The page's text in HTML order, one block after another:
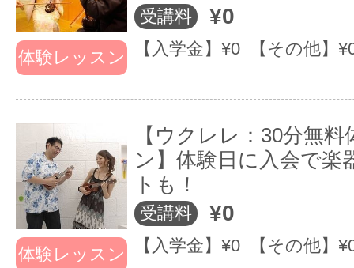
○ ご自分のペースで通うことができます
○ 急なスケジュール変更にも対応可能で
体験レッスン
受講料 ¥0
【入学金】¥0 【その他】
体験レッスン
【ウクレレ：30分無
ン】体験日に入会で楽
トも！
受講料 ¥0
【入学金】¥0 【その他】